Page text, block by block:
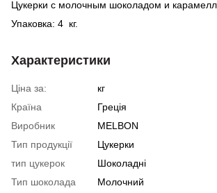
Цукерки с молочным шоколадом и
Упаковка: 4 кг.
Характеристики
Ціна за:
кг
Країна
Греція
Виробник
MELBON
Тип продукції
Цукерки
тип цукерок
Шоколадні
Тип шоколада
Молочний